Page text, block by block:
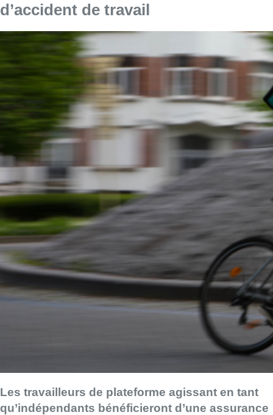
d’accident de travail
Les travailleurs de plateforme agissant en tant
qu’indépendants bénéficieront d’une assurance